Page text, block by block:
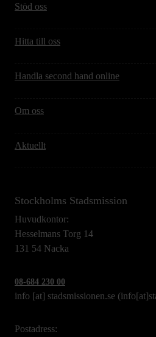
Stöd oss
Hitta till oss
Handla second hand online
Om oss
Aktuellt
Stockholms Stadsmission
Huvudkontor:
Hesselmans Torg 14
131 54 Nacka
08-684 230 00
info [at] stadsmissionen.se
Postadress: